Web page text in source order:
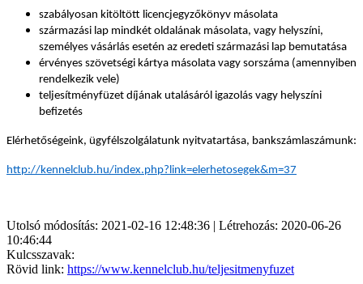
szabályosan kitöltött licencjegyzőkönyv másolata
származási lap mindkét oldalának másolata, vagy helyszíni,
személyes vásárlás esetén az eredeti származási lap bemutatása
érvényes szövetségi kártya másolata vagy sorszáma (amennyiben
rendelkezik vele)
teljesítményfüzet díjának utalásáról igazolás vagy helyszíni
befizetés
Elérhetőségeink, ügyfélszolgálatunk nyitvatartása, bankszámlaszámunk:
http://kennelclub.hu/index.php?link=elerhetosegek&m=37
Utolsó módosítás: 2021-02-16 12:48:36 | Létrehozás: 2020-06-26
10:46:44
Kulcsszavak:
Rövid link: https://www.kennelclub.hu/teljesitmenyfuzet